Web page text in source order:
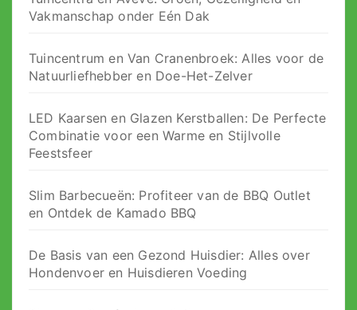
Vakmanschap onder Eén Dak
Tuincentrum en Van Cranenbroek: Alles voor de
Natuurliefhebber en Doe-Het-Zelver
LED Kaarsen en Glazen Kerstballen: De Perfecte
Combinatie voor een Warme en Stijlvolle
Feestsfeer
Slim Barbecueën: Profiteer van de BBQ Outlet
en Ontdek de Kamado BBQ
De Basis van een Gezond Huisdier: Alles over
Hondenvoer en Huisdieren Voeding